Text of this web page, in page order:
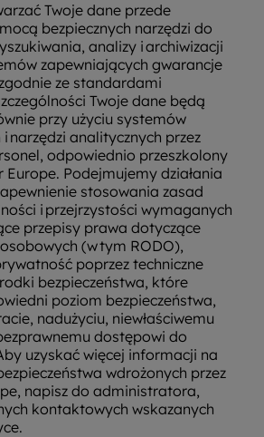
Twoje dane przede
bezpiecznych narzędzi do
analizy i archiwizacji
zapewniających gwarancje
ze standardami
Twoje dane będą
przy użyciu systemów
narzędzi analitycznych przez
odpowiednio przeszkolony
Europe. Podejmujemy działania
stosowania zasad
i przejrzystości wymaganych
przepisy prawa dotyczące
(w tym RODO),
poprzez techniczne
bezpieczeństwa, które
poziom bezpieczeństwa,
nadużyciu, niewłaściwemu
dostępowi do
uzyskać więcej informacji na
wdrożonych przez
napisz do administratora,
kontaktowych wskazanych